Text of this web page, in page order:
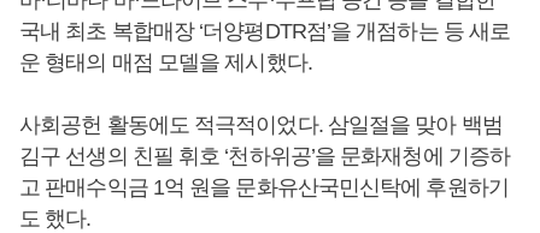
국내 최초 복합매장 ‘더양평DTR점’을 개점하는 등 새로
운 형태의 매점 모델을 제시했다.
사회공헌 활동에도 적극적이었다. 삼일절을 맞아 백범
김구 선생의 친필 휘호 ‘천하위공’을 문화재청에 기증하
고 판매수익금 1억 원을 문화유산국민신탁에 후원하기
도 했다.